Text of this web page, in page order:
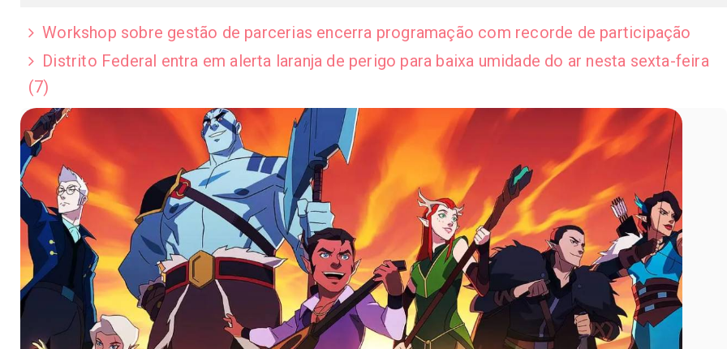
Workshop sobre gestão de parcerias encerra programação com recorde de participação
Distrito Federal entra em alerta laranja de perigo para baixa umidade do ar nesta sexta-feira
(7)